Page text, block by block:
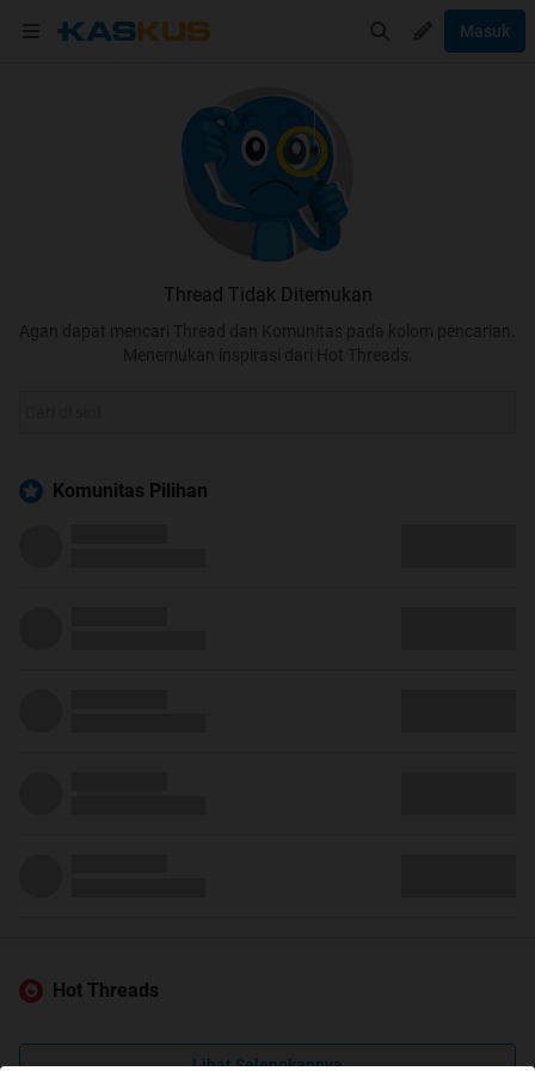
Masuk
Thread Tidak Ditemukan
Agan dapat mencari Thread dan Komunitas pada kolom pencarian.
Menemukan inspirasi dari Hot Threads.
Komunitas Pilihan
Hot Threads
Lihat Selengkapnya